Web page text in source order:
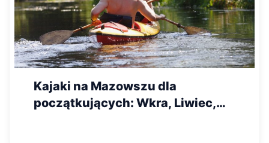
Kajaki na Mazowszu dla
początkujących: Wkra, Liwiec,